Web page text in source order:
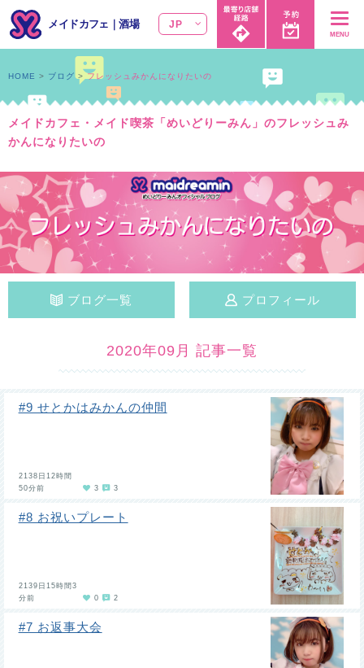
メイドカフェ ｜酒場 JP
MENU
メイドカフェ・メイド喫茶「めいどりーみん」のフレッシュみ
かんになりたいの
HOME ブログ フレッシュみかんになりたいの
ブログ一覧 プロフィール
2020年09月 記事一覧
#9 せとかはみかんの仲間
2138日12時間
50分前
3 3
#8 お祝いプレート
2139日15時間3
分前
0 2
#7 お返事大会